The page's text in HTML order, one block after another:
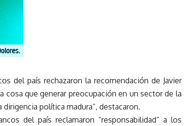
del país rechazaron la recomendación de Javier
que generar preocupación en un sector de la
política madura”, destacaron.
del país reclamaron “responsabilidad” a los